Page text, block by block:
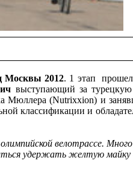
Москвы 2012. 1 этап
выступающий за турецкую
(Nutrixxion) и
классификации и
велотрассе.
удержать желтую майку